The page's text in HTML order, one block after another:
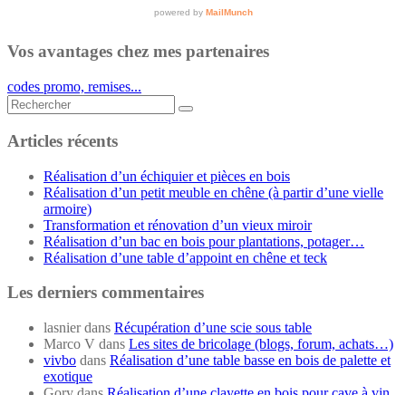
Vos avantages chez mes partenaires
codes promo, remises...
Rechercher...
Articles récents
Réalisation d’un échiquier et pièces en bois
Réalisation d’un petit meuble en chêne (à partir d’une vielle
armoire)
Transformation et rénovation d’un vieux miroir
Réalisation d’un bac en bois pour plantations, potager…
Réalisation d’une table d’appoint en chêne et teck
Les derniers commentaires
lasnierdans Récupération d’une scie sous table
Marco V dans Les sites de bricolage (blogs, forum, achats…)
vivbo dans Réalisation d’une table basse en bois de palette et
exotique